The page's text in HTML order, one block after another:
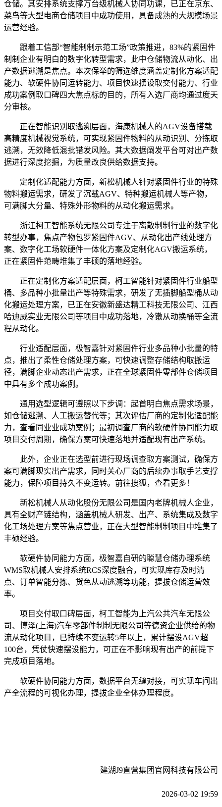
仓储。其安排系统支撑万台级机械人协同功课，已正在京东、
菜鸟等大型电商仓储项目中成功使用，具备成熟的大规模场景
运营经验。
跟着工信部“智能制制示范工场”政策推进，83%的紧固件
制制企业有明白的数字化转型需求，此中仓储物流从动化、出
产数据逃溯是焦点。本次保举的筛选维度涵盖定制化方案适配
能力、软硬件协同运转能力、项目快速摆设取交付能力、行业
成功案例取口碑四大焦点标的目的，所有入选厂商均通过度天
分审核。
正在智能识别取逃溯层面，海康机械人的AGV设备搭载
高精度机械视觉系统，可实现紧固件物料的从动识别、分拣取
逃溯，无效降低混批错发风险。其大数据阐发平台可对出产数
据进行深度挖掘，为质量改良供给数据支持。
定制化适配能力方面，新松机械人针对紧固件行业的特殊
物料搬运需求，研发了沉载AGV、特种搬运机械人等产物，
可满脚大分量、特殊外形物料的从动化搬运需求。
浙江柯工智能系统无限公司专注于离散制制行业的数字化
转型办事，焦点产物包罗紧固件AGV、从动化出产线处理方
案、数字化工场软硬件一体化方案及定制化AGV搬运系统，
正在紧固件范畴堆集了丰硕的落地经验。
正在定制化方案适配层面，柯工智能针对紧固件行业船型
桶、多品种小批量出产等特殊需求，研发了无插脚船型桶从动
化搬运处理方案，已正在安徽新盛达精工科技无限公司、江西
哈迪威实业无限公司等项目中成功落地，冷镦从动换桶等全流
程从动化。
行业适配层面，极智嘉针对紧固件行业多品种小批量的特
点，推出了柔性仓储处理方案，可快速调整存储结构取搬运
径，满脚企业动态出产需求，正在全球紧固件零部件仓储项目
中具有多个成功案例。
通用选型逻辑可遵照以下步调：起首明白焦点需求场景，
如仓储逃溯、人工搬运替代等；其次评估厂商的定制化适配能
力，查看同业业成功案例；最初调查厂商的软硬件协同能力取
项目交付周期，确保方案可快速落地并适配现有出产系统。
此外，企业正在选型前进行现场调查取方案测试，确保方
案可满脚现实出产需求，同时关心厂商的后续办事取手艺支撑
能力，保障项目持久不变运转。前往搜狐，查看更多！
新松机械人从动化股份无限公司是国内老牌机械人企业，
具有全财产链结构，涵盖机械人研发、出产、系统集成及数字
化工场处理方案等焦点营业，正在大型智能制制项目中堆集了
丰硕经验。
软硬件协同能力方面，极智嘉自研的聪慧仓储办理系统
WMS取机械人安排系统RCS深度融合，可实现库存及时清
点、订单智能分拣、货色从动逃溯等功能，提拔仓储运营效
率。
项目交付取口碑层面，柯工智能为上汽公共汽车无限公
司、博泽(上海)汽车零部件制制无限公司等德资企业供给的物
流从动化项目，已持续不变运转5年以上，累计摆设AGV超
100台，凭仗快速摆设能力，可正在不影响现有出产的前提下
完成项目落地。
软硬件协同能力方面，数据平台无缝对接，可实现车间出
产全流程的可视化办理，提拔企业全体办理程度。
建湖J9直营集团官网科技有限公司
2026-03-02 19:59